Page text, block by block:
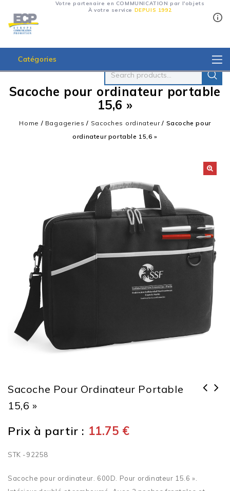
Votre partenaire en COMMUNICATION par l'objets
À votre service DEPUIS 1992
Catégories
Sacoche pour ordinateur portable
15,6 »
Home / Bagageries / Sacoches ordinateur/ Sacoche pour
ordinateur portable 15,6 »
Sacoche Pour Ordinateur Portable
15,6 »
Prix à partir : 11.75 €
STK -92258
Sacoche pour ordinateur. 600D. Pour ordinateur 15.6 ».